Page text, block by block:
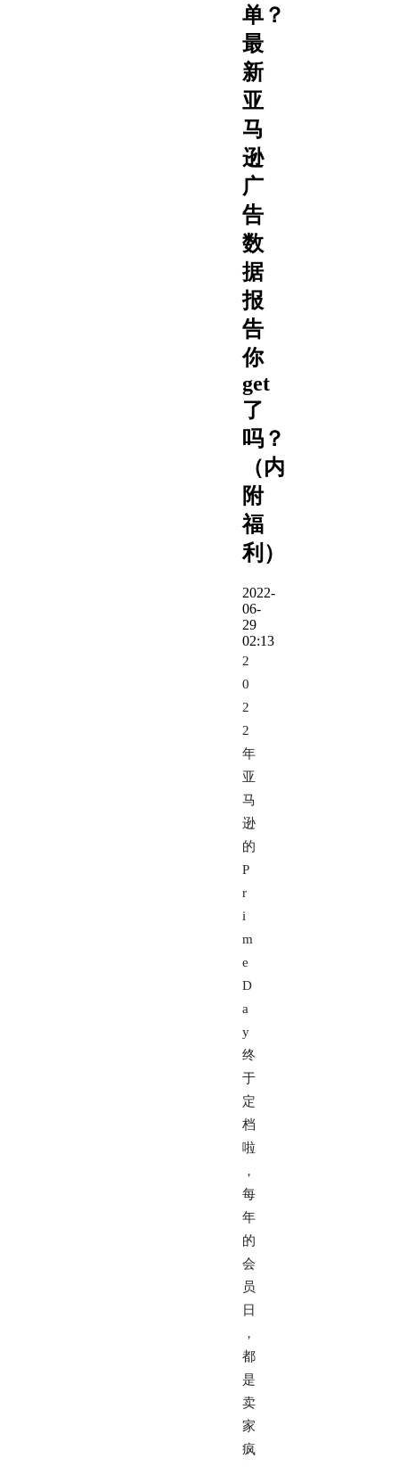
单？
最
新
亚
马
逊
广
告
数
据
报
告
你
get
了
吗？
（内
附
福
利）
2022-
06-
29
02:13
2
0
2
2
年
亚
马
逊
的
P
r
i
m
e
D
a
y
终
于
定
档
啦
，
每
年
的
会
员
日
，
都
是
卖
家
疯